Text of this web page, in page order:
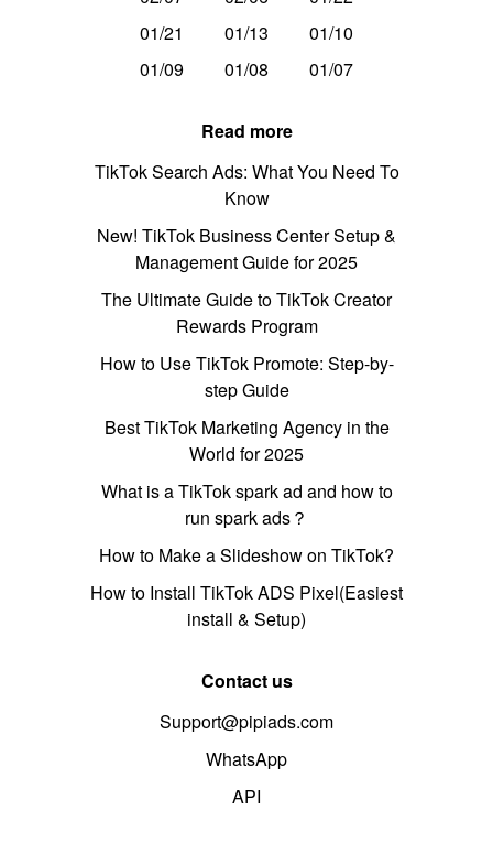
01/21
01/13
01/10
01/09
01/08 01/07
Read more
TikTok Search Ads: What You Need To
Know
New! TikTok Business Center Setup &
Management Guide for 2025
The Ultimate Guide to TikTok Creator
Rewards Program
How to Use TikTok Promote: Step-by-
step Guide
Best TikTok Marketing Agency in the
World for 2025
What is a TikTok spark ad and how to
run spark ads？
How to Make a Slideshow on TikTok?
How to Install TikTok ADS Pixel(Easiest
install & Setup)
Contact us
Support@pipiads.com
WhatsApp
API